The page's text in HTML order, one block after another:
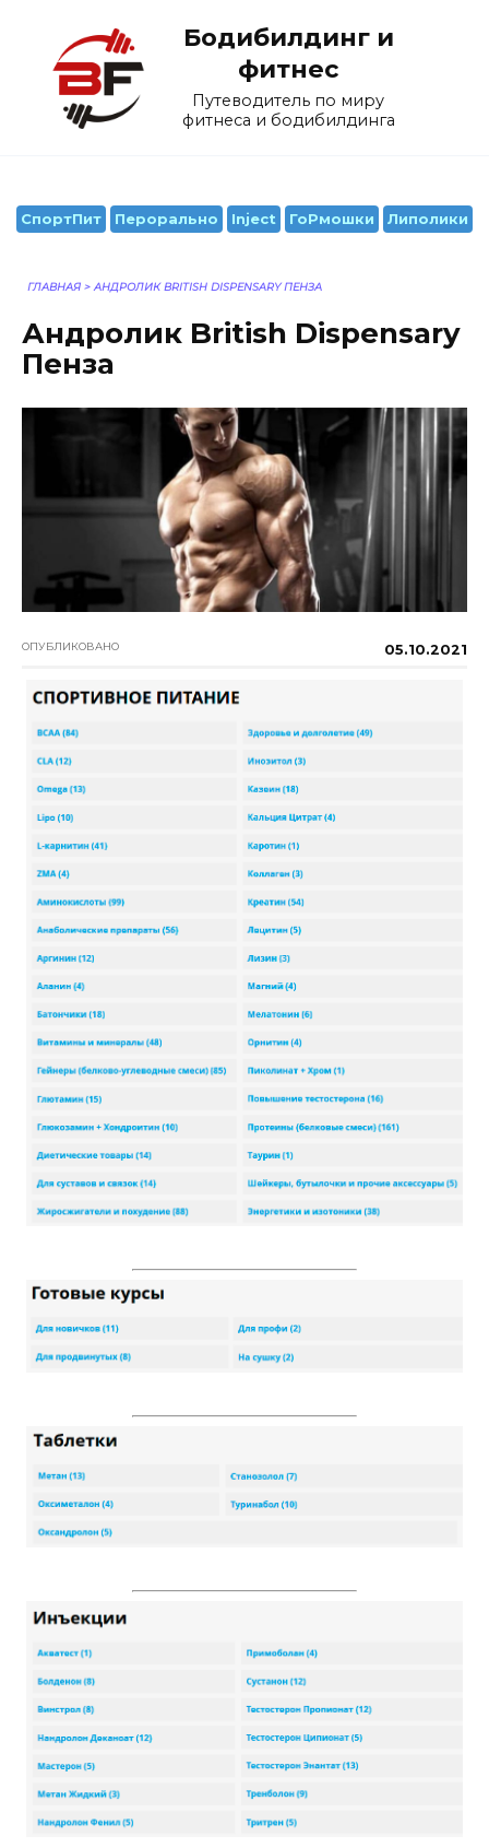
содержанию
Бодибилдинг и
фитнес
Путеводитель по миру
фитнеса и бодибилдинга
СпортПит Перорально Inject ГоРмошки Липолики
ГЛАВНАЯ > АНДРОЛИК BRITISH DISPENSARY ПЕНЗА
Андролик British Dispensary
Пенза
ОПУБЛИКОВАНО 05.10.2021